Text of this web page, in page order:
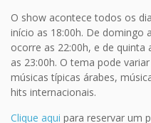
O show acontece todos os
início as 18:00h. De domingo
ocorre as 22:00h, e de
as 23:00h. O tema pode
músicas típicas árabes,
hits internacionais.
Clique aqui para reservar um